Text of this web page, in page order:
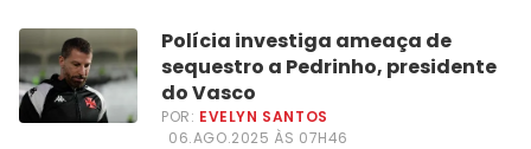
Polícia investiga ameaça de
sequestro a Pedrinho, presidente
do Vasco
POR: EVELYN SANTOS
06.AGO.2025 ÀS 07H46